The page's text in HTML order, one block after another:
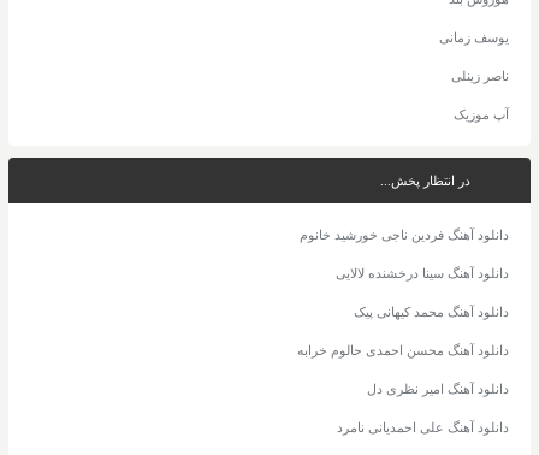
یوسف زمانی
ناصر زینلی
آپ موزیک
در انتظار پخش...
دانلود آهنگ فردین ناجی خورشید خانوم
دانلود آهنگ سینا درخشنده لالایی
دانلود آهنگ محمد کیهانی پیک
دانلود آهنگ محسن احمدی حالوم خرابه
دانلود آهنگ امیر نظری دل
دانلود آهنگ علی احمدیانی نامرد